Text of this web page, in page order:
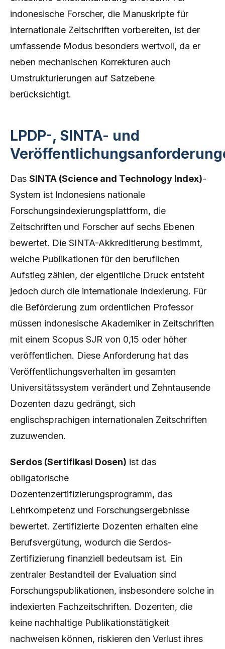
indonesische Forscher, die Manuskripte für
internationale Zeitschriften vorbereiten, ist der
umfassende Modus besonders wertvoll, da er
neben mechanischen Korrekturen auch
Umstrukturierungen auf Satzebene
berücksichtigt.
LPDP-, SINTA- und
Das SINTA (Science and Technology Index)-
System ist Indonesiens nationale
Forschungsindexierungsplattform, die
Zeitschriften und Forscher auf sechs Ebenen
bewertet. Die SINTA-Akkreditierung bestimmt,
welche Publikationen für den beruflichen
Aufstieg zählen, der eigentliche Druck entsteht
jedoch durch die internationale Indexierung. Für
die Beförderung zum ordentlichen Professor
müssen indonesische Akademiker in Zeitschriften
mit einem Scopus SJR von 0,15 oder höher
veröffentlichen. Diese Anforderung hat das
Veröffentlichungsverhalten im gesamten
Universitätssystem verändert und Zehntausende
Dozenten dazu gedrängt, sich
englischsprachigen internationalen Zeitschriften
zuzuwenden.
Serdos (Sertifikasi Dosen) ist das
obligatorische
Dozentenzertifizierungsprogramm, das
Lehrkompetenz und Forschungsergebnisse
bewertet. Zertifizierte Dozenten erhalten eine
Berufsvergütung, wodurch die Serdos-
Zertifizierung finanziell bedeutsam ist. Ein
zentraler Bestandteil der Evaluation sind
Forschungspublikationen, insbesondere solche in
indexierten Fachzeitschriften. Dozenten, die
keine nachhaltige Publikationstätigkeit
nachweisen können, riskieren den Verlust ihres